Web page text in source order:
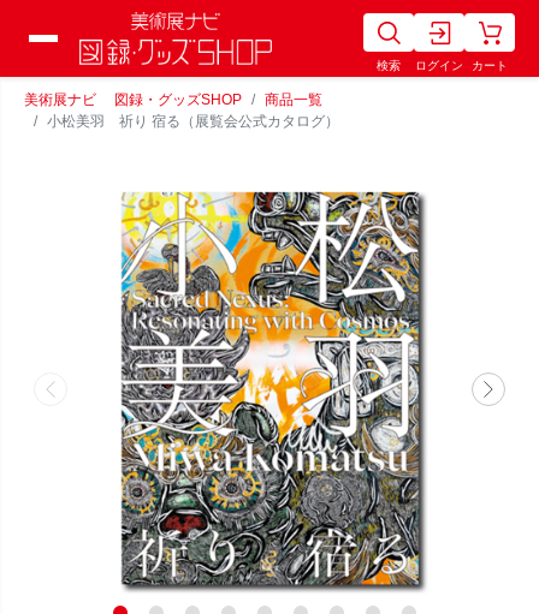
検索 ログイン カート
美術展ナビ 図録・グッズSHOP
商品一覧
小松美羽 祈り 宿る（展覧会公式カタログ）